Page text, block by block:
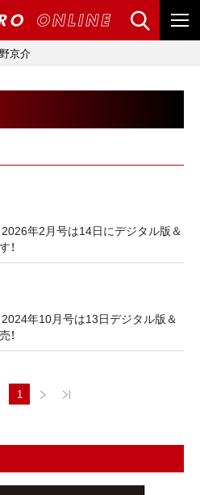
京介
2026年2月号は14日にデジタル版＆
！
2024年10月号は13日デジタル版＆
！
1